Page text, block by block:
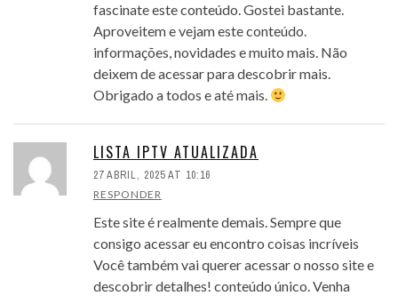
fascinate este conteúdo. Gostei bastante.
Aproveitem e vejam este conteúdo.
informações, novidades e muito mais. Não
deixem de acessar para descobrir mais.
Obrigado a todos e até mais.
LISTA IPTV ATUALIZADA
27 ABRIL, 2025 AT 10:16
RESPONDER
Este site é realmente demais. Sempre que
consigo acessar eu encontro coisas incríveis
Você também vai querer acessar o nosso site e
descobrir detalhes! conteúdo único. Venha